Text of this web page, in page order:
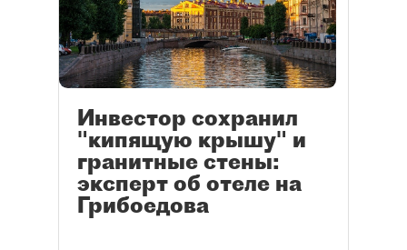
Инвестор сохранил
"кипящую крышу" и
гранитные стены:
эксперт об отеле на
Грибоедова